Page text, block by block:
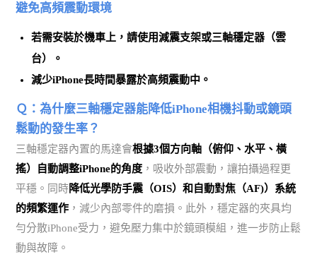
避免高頻震動環境
若需安裝於機車上，請使用減震支架或三軸穩定器（雲
台）
。
減少iPhone長時間暴露於高頻震動中。
Ｑ：為什麼三軸穩定器能降低iPhone相機抖動或鏡頭
鬆動的發生率？
三軸穩定器內置的馬達會根據3個方向軸（俯仰、水平、橫
搖）自動調整iPhone的角度 ，吸收外部震動，讓拍攝過程更
平穩。同時降低光學防手震（OIS）和自動對焦（AF)）系統
的頻繁運作 ，減少內部零件的磨損。此外，穩定器的夾具均
勻分散iPhone受力，避免壓力集中於鏡頭模組，進一步防止鬆
動與故障。